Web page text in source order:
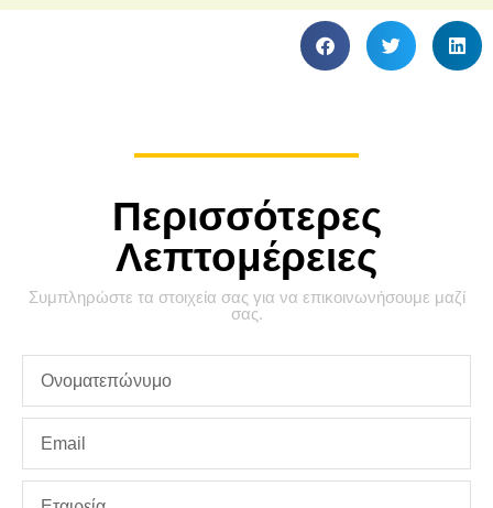
Περισσότερες
Λεπτομέρειες
Συμπληρώστε τα στοιχεία σας για να επικοινωνήσουμε μαζί
σας.